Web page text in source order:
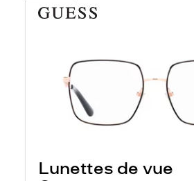
Lunettes de vue